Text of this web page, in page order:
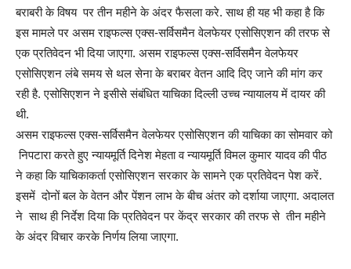
बराबरी के विषय पर तीन महीने के अंदर फैसला करे. साथ ही यह भी कहा है कि
इस मामले पर असम राइफल्स एक्स-सर्विसमैन वेलफेयर एसोसिएशन की तरफ से
एक प्रतिवेदन भी दिया जाएगा. असम राइफल्स एक्स-सर्विसमैन वेलफेयर
एसोसिएशन लंबे समय से थल सेना के बराबर वेतन आदि दिए जाने की मांग कर
रही है. एसोसिएशन ने इसीसे संबंधित याचिका दिल्ली उच्च न्यायालय में दायर की
थी.
असम राइफल्स एक्स-सर्विसमैन वेलफेयर एसोसिएशन की याचिका का सोमवार को
निपटारा करते हुए न्यायमूर्ति दिनेश मेहता व न्यायमूर्ति विमल कुमार यादव की पीठ
ने कहा कि याचिकाकर्ता एसोसिएशन सरकार के सामने एक प्रतिवेदन पेश करें.
इसमें दोनों बल के वेतन और पेंशन लाभ के बीच अंतर को दर्शाया जाएगा. अदालत
ने साथ ही निर्देश दिया कि प्रतिवेदन पर केंद्र सरकार की तरफ से तीन महीने
के अंदर विचार करके निर्णय लिया जाएगा.